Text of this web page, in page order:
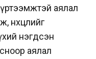
аялал
нөхцлийг
нэгдсэн
аялал